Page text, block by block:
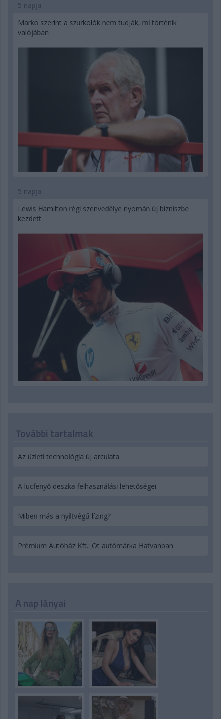
5 napja
Marko szerint a szurkolók nem tudják, mi történik
valójában
5 napja
Lewis Hamilton régi szenvedélye nyomán új bizniszbe
kezdett
További tartalmak
Az üzleti technológia új arculata
A lucfenyő deszka felhasználási lehetőségei
Miben más a nyíltvégű lízing?
Prémium Autóház Kft.: Öt autómárka Hatvanban
A nap lányai